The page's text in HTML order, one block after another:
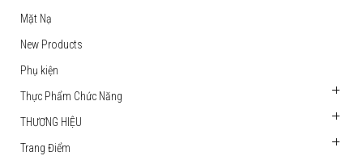
Mặt Nạ
New Products
Phụ kiện
Thực Phẩm Chức Năng
THƯƠNG HIỆU
Trang Điểm